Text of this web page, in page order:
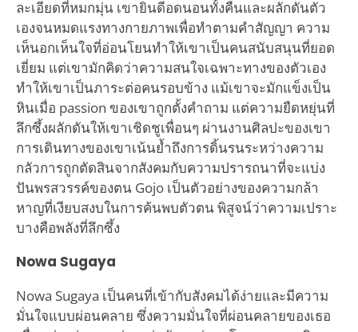
ละเอียดที่หมกมุ่น เขายินดีอดนอนทั้งคืนและผลักดันตัว
เองจนหมดแรงทางกายภาพเพื่อทำตามคำสัญญา ความ
เห็นอกเห็นใจที่อ่อนโยนทำให้เขาเป็นคนสนับสนุนที่ยอด
เยี่ยม แต่เขามักคิดว่าความสนใจเฉพาะทางของตัวเอง
ทำให้เขาเป็นภาระต่อคนรอบข้าง แม้เขาจะมักแข็งเป็น
หินเมื่อ passion ของเขาถูกตั้งคำถาม แต่ความยืดหยุ่นที่
ลึกซึ้งผลักดันให้เขาเชิดชูเพื่อนๆ ผ่านงานศิลปะของเขา
การเดินทางของเขาเน้นย้ำถึงการดิ้นรนระหว่างความ
กลัวการถูกตัดสินจากสังคมกับความปรารถนาที่จะแบ่ง
ปันพรสวรรค์ของตน Gojo เป็นตัวอย่างของความกล้า
หาญที่เงียบสงบในการค้นพบตัวตน พิสูจน์ว่าความเปราะ
บางคือพลังที่ลึกซึ้ง
Nowa Sugaya
Nowa Sugaya เป็นคนที่เข้ากับสังคมได้ง่ายและมีความ
มั่นใจแบบผ่อนคลาย ซึ่งความมั่นใจที่ผ่อนคลายของเธอ